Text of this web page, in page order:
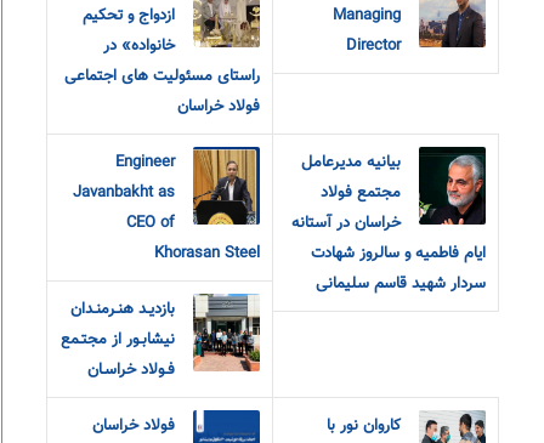
Managing
Director
ازدواج و تحکیم
خانواده» در
راستای مسئولیت های اجتماعی
فولاد خراسان
بیانیه مدیرعامل
مجتمع فولاد
خراسان در آستانه
ایام فاطمیه و سالروز شهادت
سردار شهید قاسم سلیمانی
Engineer
Javanbakht as
CEO of
Khorasan Steel
بازديـد هنـرمنـدان
نيشابـور از مجتـمع
فـولاد خراسـان
کاروان نور با
فولاد خراسان